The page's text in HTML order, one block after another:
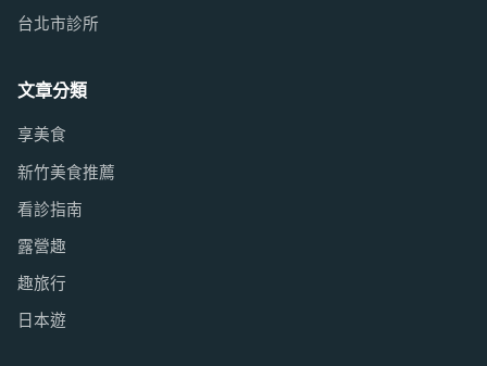
台北市診所
文章分類
享美食
新竹美食推薦
看診指南
露營趣
趣旅行
日本遊